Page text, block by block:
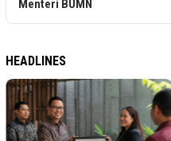
Menteri BUMN
HEADLINES